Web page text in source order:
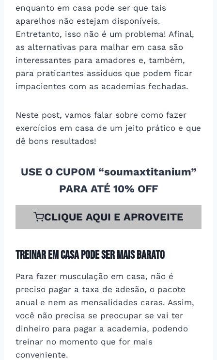
enquanto em casa pode ser que tais
aparelhos não estejam disponíveis.
Entretanto, isso não é um problema! Afinal,
as alternativas para malhar em casa são
interessantes para amadores e, também,
para praticantes assíduos que podem ficar
impacientes com as academias fechadas.
Neste post, vamos falar sobre como fazer
exercícios em casa de um jeito prático e que
dê bons resultados!
USE O CUPOM “soumaxtitanium”
PARA ATÉ 10% OFF
CLIQUE AQUI E APROVEITE
Treinar em casa pode ser mais barato
Para fazer musculação em casa, não é
preciso pagar a taxa de adesão, o pacote
anual e nem as mensalidades caras. Assim,
você não precisa se preocupar se vai ter
dinheiro para pagar a academia, podendo
treinar no momento que for mais
conveniente.